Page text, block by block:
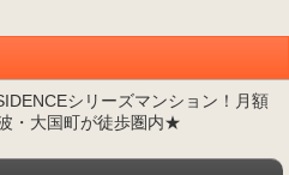
シリーズマンション！月額
・大国町が徒歩圏内★